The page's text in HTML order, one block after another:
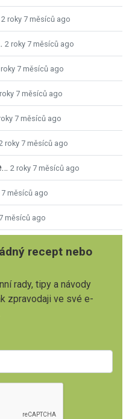
2 roky 7 měsíců ago
2 roky 7 měsíců ago
7 měsíců ago
7 měsíců ago
7 měsíců ago
roky 7 měsíců ago
2 roky 7 měsíců ago
7 měsíců ago
měsíců ago
recept nebo
rady, tipy a návody
zpravodaji ve své e-